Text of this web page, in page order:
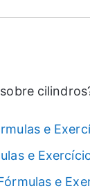
e
e
e